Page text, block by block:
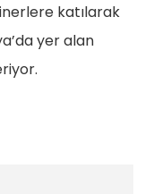
katılarak
yer alan